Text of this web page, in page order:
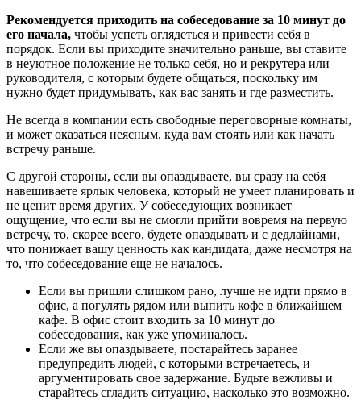
Рекомендуется приходить на собеседование за 10 минут до
его начала, чтобы успеть оглядеться и привести себя в
порядок. Если вы приходите значительно раньше, вы ставите
в неуютное положение не только себя, но и рекрутера или
руководителя, с которым будете общаться, поскольку им
нужно будет придумывать, как вас занять и где разместить.
Не всегда в компании есть свободные переговорные комнаты,
и может оказаться неясным, куда вам стоять или как начать
встречу раньше.
С другой стороны, если вы опаздываете, вы сразу на себя
навешиваете ярлык человека, который не умеет планировать и
не ценит время других. У собеседующих возникает
ощущение, что если вы не смогли прийти вовремя на первую
встречу, то, скорее всего, будете опаздывать и с дедлайнами,
что понижает вашу ценность как кандидата, даже несмотря на
то, что собеседование еще не началось.
Если вы пришли слишком рано, лучше не идти прямо в
офис, а погулять рядом или выпить кофе в ближайшем
кафе. В офис стоит входить за 10 минут до
собеседования, как уже упоминалось.
Если же вы опаздываете, постарайтесь заранее
предупредить людей, с которыми встречаетесь, и
аргументировать свое задержание. Будьте вежливы и
старайтесь сгладить ситуацию, насколько это возможно.